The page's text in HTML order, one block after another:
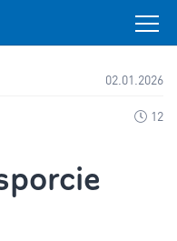
02.01.2026
12